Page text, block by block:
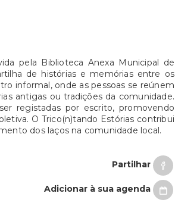
pela Biblioteca Anexa Municipal de
de histórias e memórias entre os
informal, onde as pessoas se reúnem
antigas ou tradições da comunidade.
registadas por escrito, promovendo
O Trico(n)tando Estórias contribui
dos laços na comunidade local.
Partilhar
Adicionar à sua agenda